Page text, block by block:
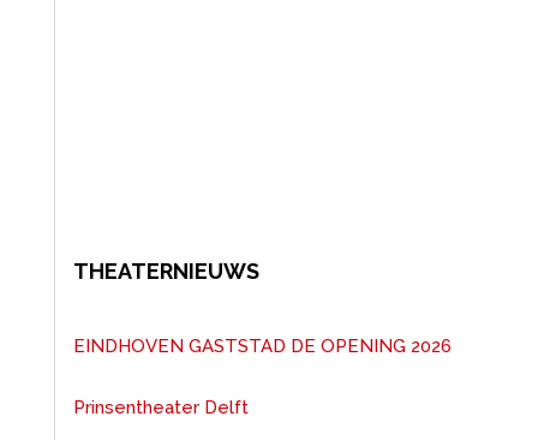
THEATERNIEUWS
EINDHOVEN GASTSTAD DE OPENING 2026
Prinsentheater Delft